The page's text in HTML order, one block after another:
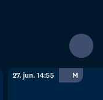
27. jun. 14:55 M